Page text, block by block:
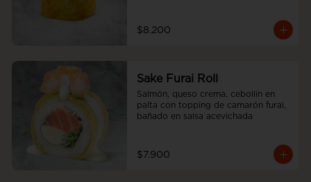
$8.200
Sake Furai Roll
Salmón, queso crema, cebollín en
palta con topping de camarón furai,
bañado en salsa acevichada
$7.900